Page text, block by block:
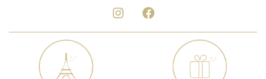
Instagram Facebook